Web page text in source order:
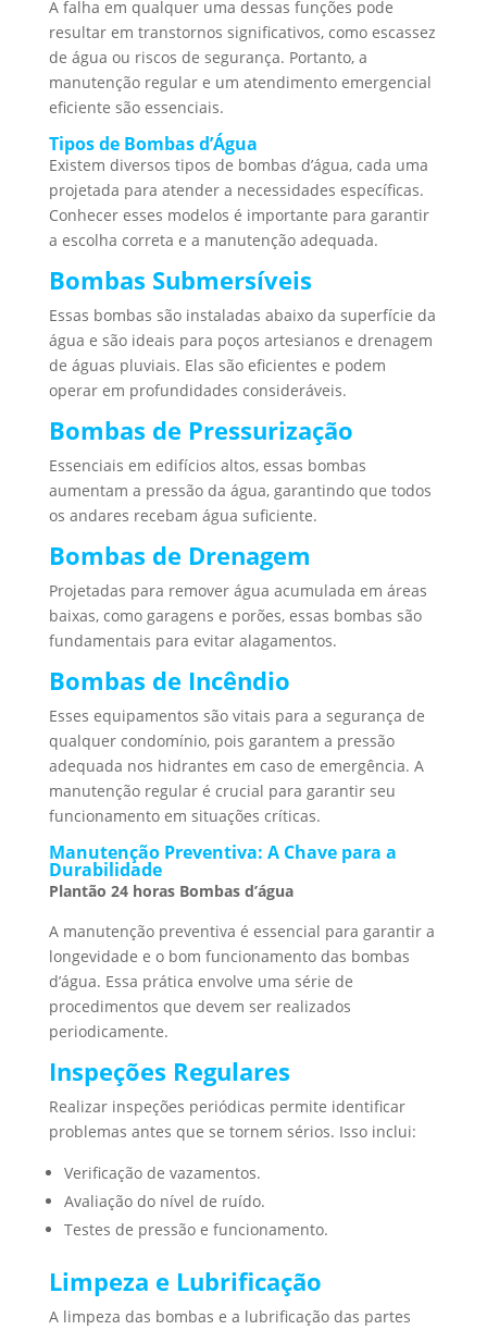
A falha em qualquer uma dessas funções pode
resultar em transtornos significativos, como escassez
de água ou riscos de segurança. Portanto, a
manutenção regular e um atendimento emergencial
eficiente são essenciais.
Tipos de Bombas d’Água
Existem diversos tipos de bombas d’água, cada uma
projetada para atender a necessidades específicas.
Conhecer esses modelos é importante para garantir
a escolha correta e a manutenção adequada.
Bombas Submersíveis
Essas bombas são instaladas abaixo da superfície da
água e são ideais para poços artesianos e drenagem
de águas pluviais. Elas são eficientes e podem
operar em profundidades consideráveis.
Bombas de Pressurização
Essenciais em edifícios altos, essas bombas
aumentam a pressão da água, garantindo que todos
os andares recebam água suficiente.
Bombas de Drenagem
Projetadas para remover água acumulada em áreas
baixas, como garagens e porões, essas bombas são
fundamentais para evitar alagamentos.
Bombas de Incêndio
Esses equipamentos são vitais para a segurança de
qualquer condomínio, pois garantem a pressão
adequada nos hidrantes em caso de emergência. A
manutenção regular é crucial para garantir seu
funcionamento em situações críticas.
Manutenção Preventiva: A Chave para a
Durabilidade
Plantão 24 horas Bombas d’água
A manutenção preventiva é essencial para garantir a
longevidade e o bom funcionamento das bombas
d’água. Essa prática envolve uma série de
procedimentos que devem ser realizados
periodicamente.
Inspeções Regulares
Realizar inspeções periódicas permite identificar
problemas antes que se tornem sérios. Isso inclui:
Verificação de vazamentos.
Avaliação do nível de ruído.
Testes de pressão e funcionamento.
Limpeza e Lubrificação
A limpeza das bombas e a lubrificação das partes